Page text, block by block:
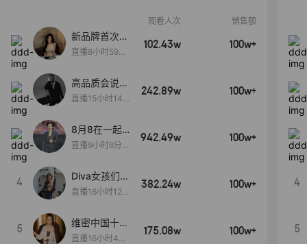
观看人次 销售额
新品牌首次大
上新
直播8小时59分
102.43w 100w+
高品质会说
话….
直播15小时14
242.89w 100w+
8月8在一起
生日献礼盛典
直播9小时6分1
942.49w 100w+
4
Diva女孩们集
合啦~意大利
直播16小时12
382.24w 100w+
5
维密中国十周
年 与你如此
直播16小时48
175.08w 100w+
4
5